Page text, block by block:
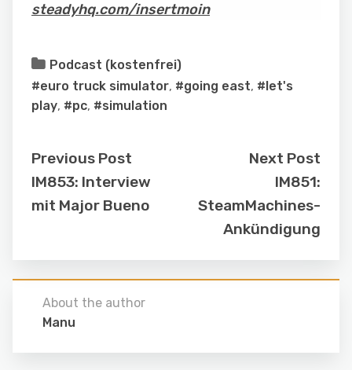
steadyhq.com/insertmoin
Podcast (kostenfrei)
#euro truck simulator, #going east, #let's
play, #pc, #simulation
Previous Post
IM853: Interview
mit Major Bueno
Next Post
IM851:
SteamMachines-
Ankündigung
About the author
Manu